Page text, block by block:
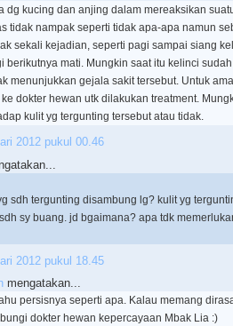
dg kucing dan anjing dalam mereaksikan
tidak nampak seperti tidak apa-apa namun
sekali kejadian, seperti pagi sampai siang
berikutnya mati. Mungkin saat itu kelinci
menunjukkan gejala sakit tersebut. Untuk
dokter hewan utk dilakukan treatment.
kulit yg tergunting tersebut atau tidak.
2012 pukul 00.46
sdh tergunting disambung lg? kulit yg
sy buang. jd bgaimana? apa tdk
2012 pukul 18.45
mengatakan...
persisnya seperti apa. Kalau memang
dokter hewan kepercayaan Mbak Lia :)